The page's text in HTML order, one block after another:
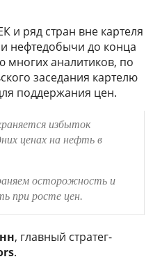
и ряд стран вне картеля
нефтедобычи до конца
многих аналитиков, по
заседания картелю
поддержания цен.
избыток
ценах на нефть в
осторожность и
при росте цен.
, главный стратег-
.